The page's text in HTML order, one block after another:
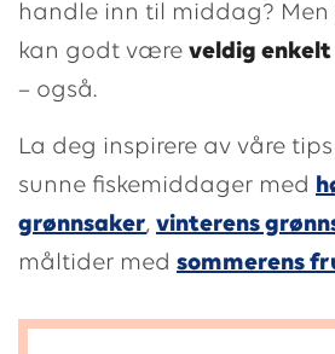
handle inn til middag? Men
kan godt være veldig enkelt
– også.
La deg inspirere av våre
sunne fiskemiddager med
grønnsaker, vinterens
måltider med sommerens